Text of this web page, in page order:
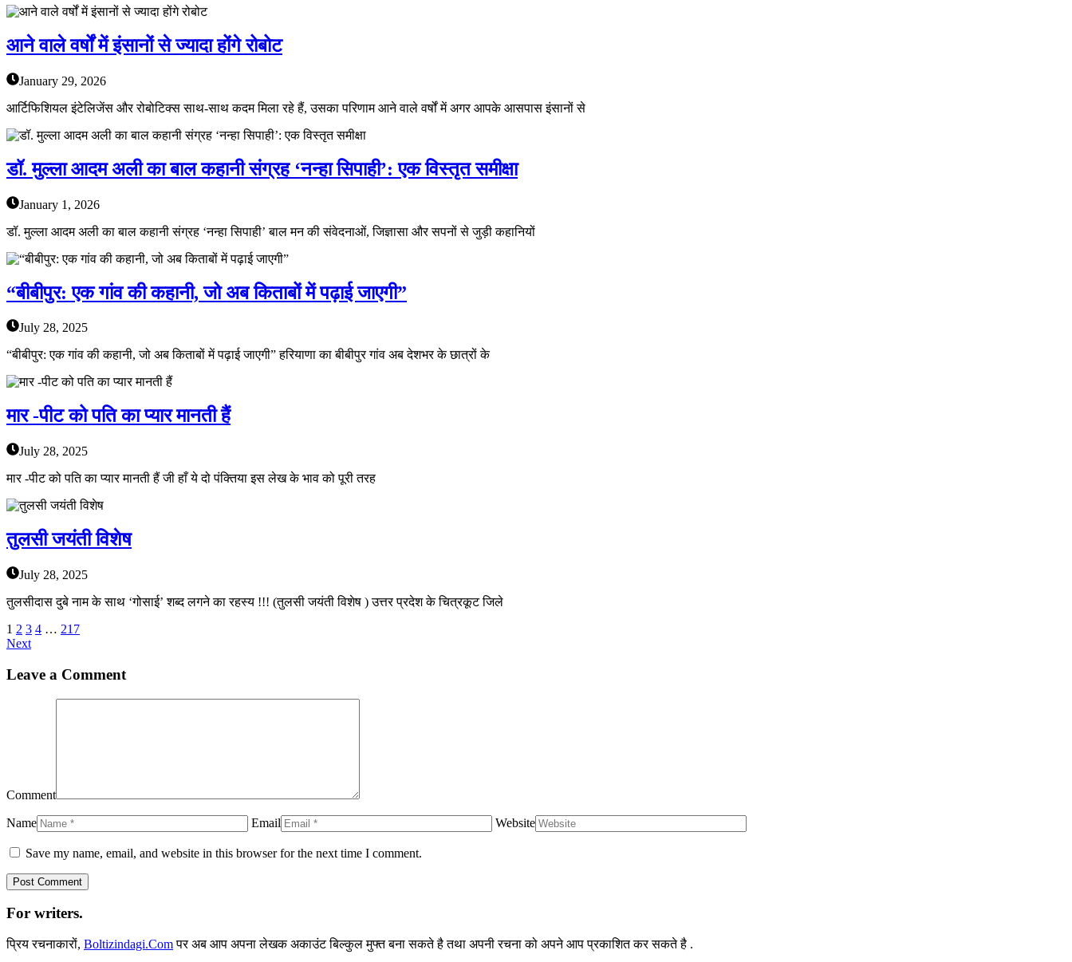
आने वाले वर्षों में इंसानों से ज्यादा होंगे रोबोट
January 29, 2026
आर्टिफिशियल इंटेलिजेंस और रोबोटिक्स साथ-साथ कदम मिला रहे हैं, उसका परिणाम आने वाले वर्षों में अगर आपके आसपास इंसानों से
डॉ. मुल्ला आदम अली का बाल कहानी संग्रह ‘नन्हा सिपाही’: एक विस्तृत समीक्षा
January 1, 2026
डॉ. मुल्ला आदम अली का बाल कहानी संग्रह ‘नन्हा सिपाही’ बाल मन की संवेदनाओं, जिज्ञासा और सपनों से जुड़ी कहानियों
“बीबीपुर: एक गांव की कहानी, जो अब किताबों में पढ़ाई जाएगी”
July 28, 2025
“बीबीपुर: एक गांव की कहानी, जो अब किताबों में पढ़ाई जाएगी” हरियाणा का बीबीपुर गांव अब देशभर के छात्रों के
मार -पीट को पति का प्यार मानती हैं
July 28, 2025
मार -पीट को पति का प्यार मानती हैं जी हाँ ये दो पंक्तिया इस लेख के भाव को पूरी तरह
तुलसी जयंती विशेष
July 28, 2025
तुलसीदास दुबे नाम के साथ ‘गोसाई’ शब्द लगने का रहस्य !!! (तुलसी जयंती विशेष ) उत्तर प्रदेश के चित्रकूट जिले
1 2 3 4 … 217
Next
Leave a Comment
Comment
Name Email Website
Save my name, email, and website in this browser for the next time I comment.
For writers.
प्रिय रचनाकारों, Boltizindagi.Comपर अब आप अपना लेखक अकाउंट बिल्कुल मुफ्त बना सकते है तथा अपनी रचना को अपने आप प्रकाशित कर सकते है .